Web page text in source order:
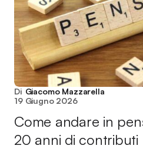
Di Giacomo Mazzarella
19 Giugno 2026
Come andare in
20 anni di contributi